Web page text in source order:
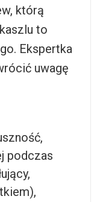
którą
to
Ekspertka
uwagę
podczas